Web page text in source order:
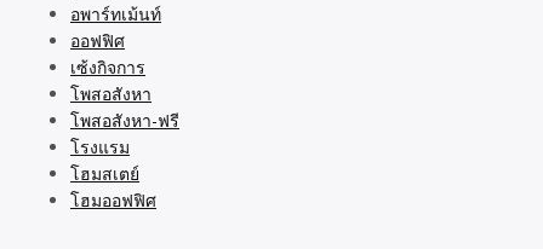
อพาร์ทเม้นท์
ออฟฟิศ
เซ้งกิจการ
โพสอสังหา
โพสอสังหา-ฟรี
โรงแรม
โฮมสเตย์
โฮมออฟฟิศ